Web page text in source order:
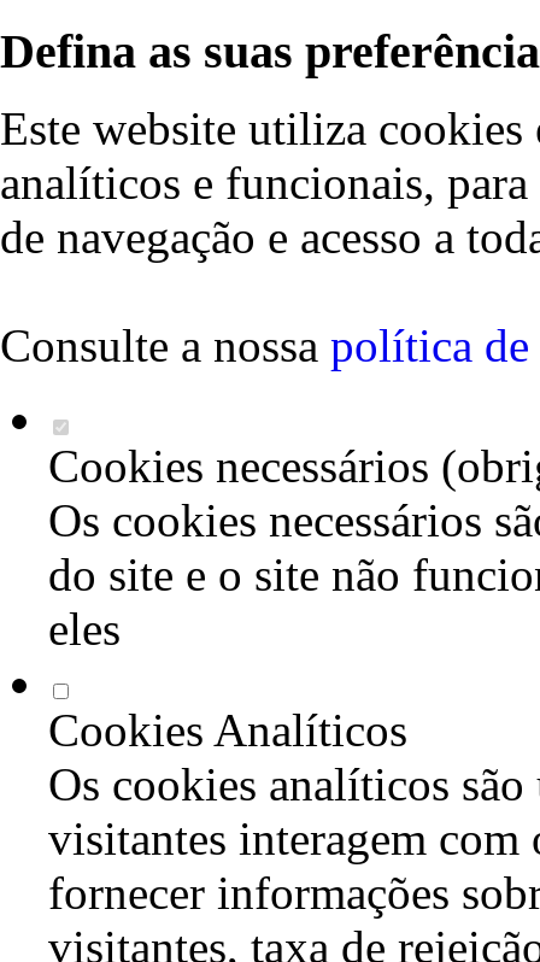
Defina as suas
Este website utiliza cookies
analíticos e funcionais,
de navegação e acesso a
Consulte a nossa política de
Cookies necessários
Os cookies necessários
do site e o site não
eles
Cookies Analíticos
Os cookies analíticos são
visitantes interagem com
fornecer informações
visitantes, taxa de